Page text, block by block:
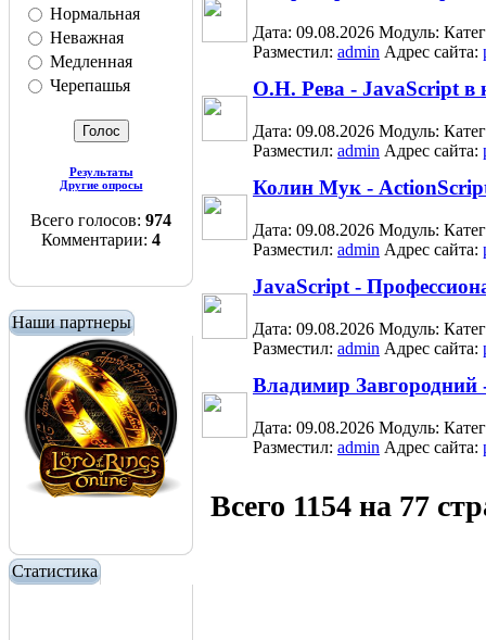
Нормальная
Неважная
Медленная
Черепашья
Результаты
Другие опросы
Всего голосов: 974
Комментарии: 4
Наши партнеры
Статистика
Дата: 09.08.2026 Модуль:
Разместил: admin Адрес сайта:
О.Н. Рева - JavaScript в
Дата: 09.08.2026 Модуль:
Разместил: admin Адрес сайта:
Колин Мук -
Дата: 09.08.2026 Модуль:
Разместил: admin Адрес сайта:
JavaScript -
Дата: 09.08.2026 Модуль:
Разместил: admin Адрес сайта:
Владимир Завгородний
Дата: 09.08.2026 Модуль:
Разместил: admin Адрес сайта:
Всего 1154 на 77